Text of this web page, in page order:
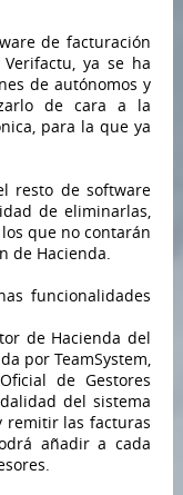
de facturación
ya se ha
de autónomos y
de cara a la
para la que ya
resto de software
de eliminarlas,
que no contarán
de Hacienda.
funcionalidades
de Hacienda del
por TeamSystem,
de Gestores
del sistema
remitir las facturas
añadir a cada